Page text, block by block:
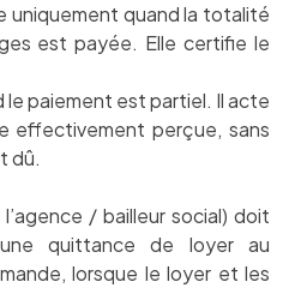
uniquement quand la totalité
est payée. Elle certifie le
le paiement est partiel. Il acte
effectivement perçue, sans
dû.
/ bailleur social) doit
quittance de loyer au
lorsque le loyer et les